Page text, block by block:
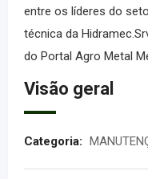
entre os líderes do
técnica da
do Portal Agro Metal
Visão geral
Categoria: